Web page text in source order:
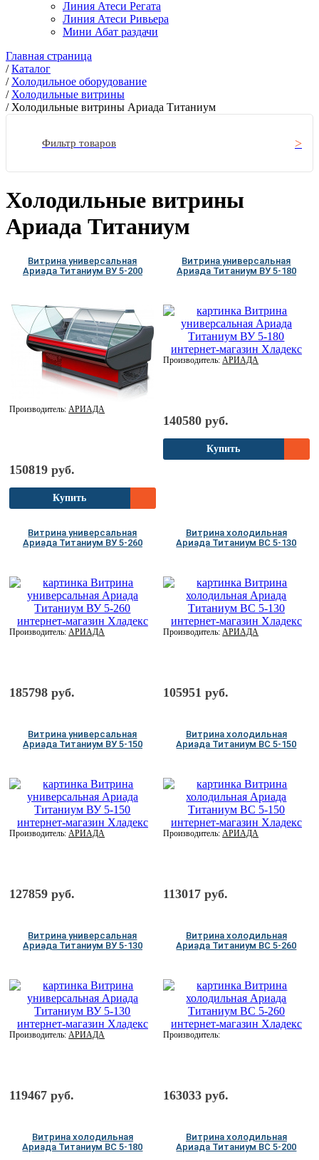
Линия Атеси Регата
Линия Атеси Ривьера
Мини Абат раздачи
Главная страница
/Каталог
/ Холодильное оборудование
/ Холодильные витрины
/ Холодильные витрины Ариада Титаниум
Фильтр товаров
Холодильные витрины
Ариада Титаниум
Витрина универсальная
Ариада Титаниум ВУ 5-200
Производитель:АРИАДА
150819 руб.
Купить
Витрина универсальная
Ариада Титаниум ВУ 5-180
Производитель:АРИАДА
140580 руб.
Купить
Витрина универсальная
Ариада Титаниум ВУ 5-260
Производитель:АРИАДА
185798 руб.
Витрина холодильная
Ариада Титаниум ВС 5-130
Производитель:АРИАДА
105951 руб.
Витрина универсальная
Ариада Титаниум ВУ 5-150
Производитель:АРИАДА
127859 руб.
Витрина холодильная
Ариада Титаниум ВС 5-150
Производитель:АРИАДА
113017 руб.
Витрина универсальная
Ариада Титаниум ВУ 5-130
Производитель:АРИАДА
119467 руб.
Витрина холодильная
Ариада Титаниум ВС 5-260
Производитель:
163033 руб.
Витрина холодильная
Ариада Титаниум ВС 5-180
Витрина холодильная
Ариада Титаниум ВС 5-200